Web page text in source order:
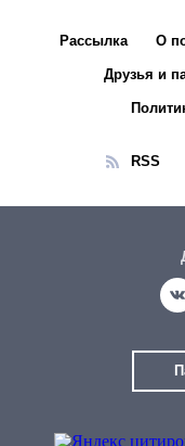
Рассылка О
Друзья и
RSS